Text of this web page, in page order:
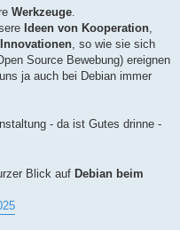
Werkzeuge
Ideen von Kooperation
Innovationen , so wie sie sich
Source Bewebung) ereignen
ja auch bei Debian immer
- da ist Gutes drinne -
Blick auf Debian beim